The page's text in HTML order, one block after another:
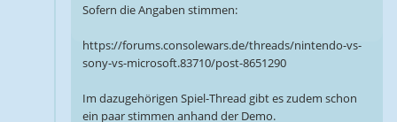
Sofern die Angaben stimmen:
https://forums.consolewars.de/threads/nintendo-vs-
sony-vs-microsoft.83710/post-8651290
Im dazugehörigen Spiel-Thread gibt es zudem schon
ein paar stimmen anhand der Demo.